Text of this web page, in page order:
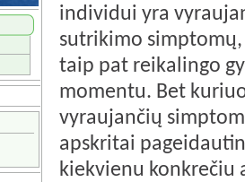
individui yra
sutrikimo
taip pat reikalingo
momentu. Bet
vyraujančių
apskritai
kiekvienu konkrečiu